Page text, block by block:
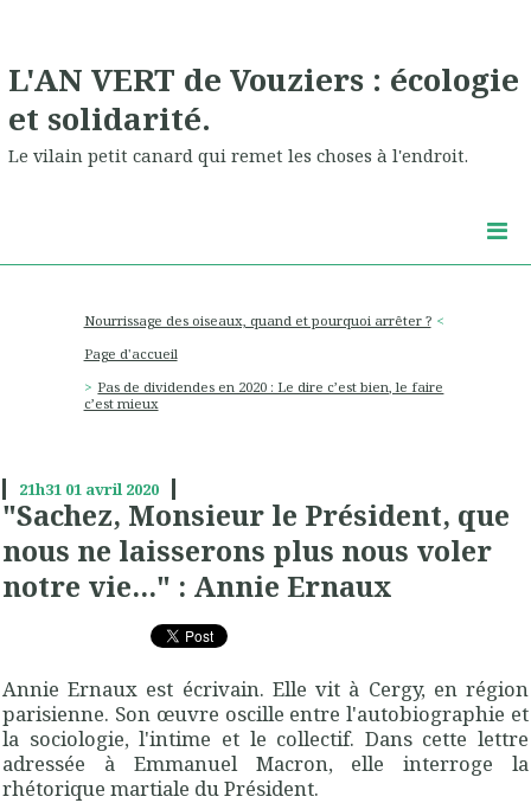
L'AN VERT de Vouziers : écologie
et solidarité.
Le vilain petit canard qui remet les choses à l'endroit.
Nourrissage des oiseaux, quand et pourquoi arrêter ?
Page d'accueil
Pas de dividendes en 2020 : Le dire c’est bien, le faire
c’est mieux
21h31 01 avril 2020
"Sachez, Monsieur le Président, que
nous ne laisserons plus nous voler
notre vie..." : Annie Ernaux
Annie Ernaux est écrivain. Elle vit à Cergy, en région
parisienne. Son œuvre oscille entre l'autobiographie et
la sociologie, l'intime et le collectif. Dans cette lettre
adressée à Emmanuel Macron, elle interroge la
rhétorique martiale du Président.